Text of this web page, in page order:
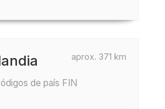
aprox. 371 km
de país FIN